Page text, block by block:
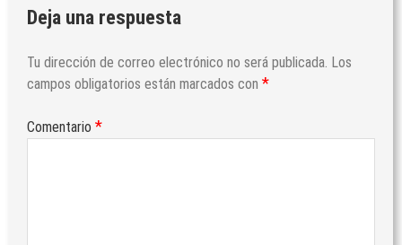
Deja una respuesta
Tu dirección de correo electrónico no será publicada. Los
campos obligatorios están marcados con *
Comentario *